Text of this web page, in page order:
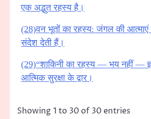
एक अद्भुत रहस्य है।
(28)वन भूतों का रहस्य: जंगल की आत्माएं
संदेश देती हैं।
(29)“शाकिनी का रहस्य — भय नहीं —
आत्मिक सुरक्षा के द्वार।
Showing 1 to 30 of 30 entries